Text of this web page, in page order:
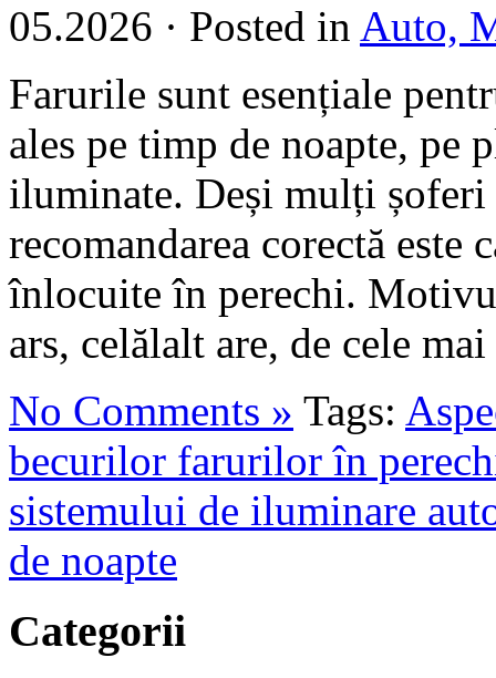
05.2026 · Posted in Auto,
Farurile sunt esențiale
ales pe timp de noapte, pe
iluminate. Deși mulți șoferi
recomandarea corectă
înlocuite în perechi.
ars, celălalt are, de cele
No Comments » Tags:
becurilor farurilor în
sistemului de iluminare
de noapte
Categorii